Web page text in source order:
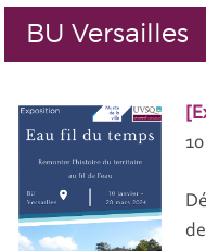
BU Versailles